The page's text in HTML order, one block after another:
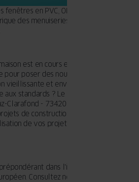
en PVC, OKNOPLAST basé à
des menuiseries de qualité et
est en cours et demande
pour poser des nouvelles fenêtres ?
vieillissante et envisagez de commencer
standards ? Le personnel qualifié
Clarafond - 73420 est prêt à vous aider
de construction ou de rénovation. Du
de vos projets de menuiserie, ils
dans l'industrie des fenêtres
Consultez notre catalogue pour